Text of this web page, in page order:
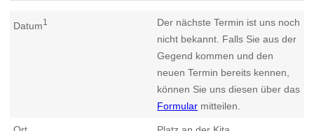
Datum1
Der nächste Termin ist uns noch
nicht bekannt. Falls Sie aus der
Gegend kommen und den
neuen Termin bereits kennen,
können Sie uns diesen über das
Formular mitteilen.